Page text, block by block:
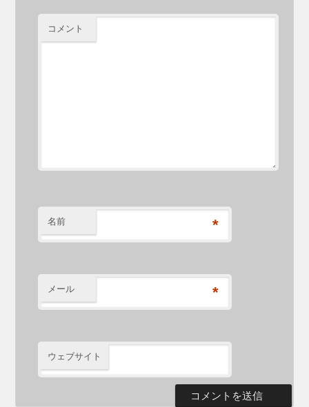
コメント
名前 *
メール *
ウェブサイト